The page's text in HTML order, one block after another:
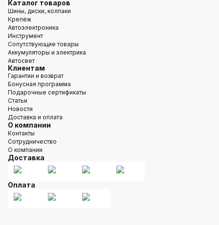
Каталог товаров
Шины, диски, колпаки
Крепёж
Автоэлектроника
Инструмент
Сопутствующие товары
Аккумуляторы и электрика
Автосвет
Клиентам
Гарантии и возврат
Бонусная программа
Подарочные сертификаты
Статьи
Новости
Доставка и оплата
О компании
Контакты
Сотрудничество
О компании
Доставка
Оплата